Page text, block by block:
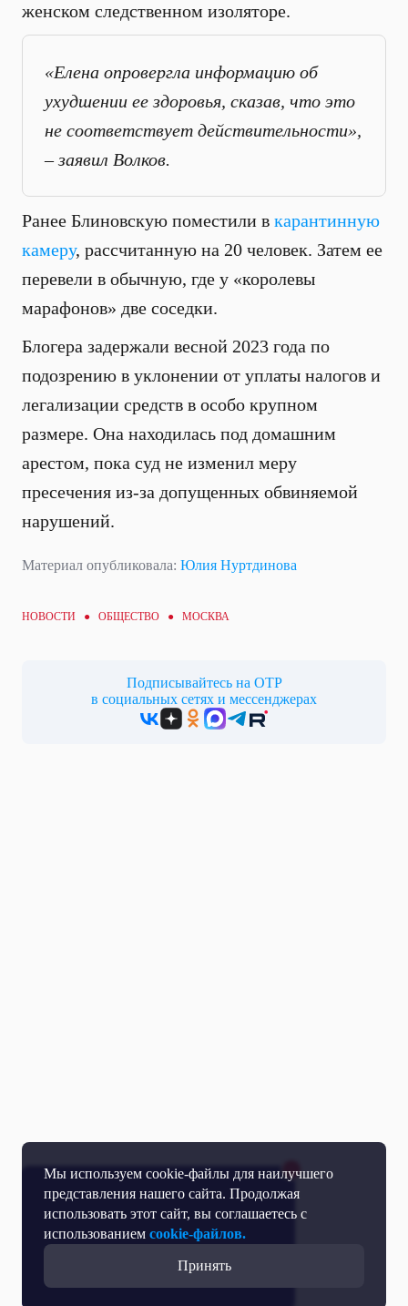
Мы используем cookie-файлы для наилучшего
представления нашего сайта. Продолжая
использовать этот сайт, вы соглашаетесь с
использованием cookie-файлов.
Принять
женском следственном изоляторе.
«Елена опровергла информацию об
ухудшении ее здоровья, сказав, что это
не соответствует действительности»,
– заявил Волков.
Ранее Блиновскую поместили в карантинную
камеру, рассчитанную на 20 человек. Затем ее
перевели в обычную, где у «королевы
марафонов» две соседки.
Блогера задержали весной 2023 года по
подозрению в уклонении от уплаты налогов и
легализации средств в особо крупном
размере. Она находилась под домашним
арестом, пока суд не изменил меру
пресечения из-за допущенных обвиняемой
нарушений.
Материал опубликовала: Юлия Нуртдинова
НОВОСТИ ● ОБЩЕСТВО ● МОСКВА
Подписывайтесь на ОТР
в социальных сетях и мессенджерах